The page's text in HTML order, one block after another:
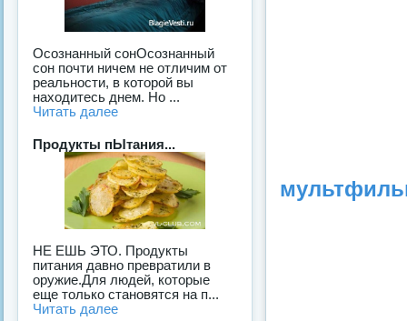
Осознанный сонОсознанный
сон почти ничем не отличим от
реальности, в которой вы
находитесь днем. Но ...
Читать далее
Продукты пЫтания...
НЕ ЕШЬ ЭТО. Продукты
питания давно превратили в
оружие.Для людей, которые
еще только становятся на п...
Читать далее